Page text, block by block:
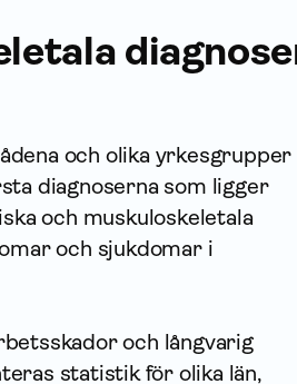
och olika yrkesgrupper
diagnoserna som ligger
och muskuloskeletala
och sjukdomar i
och långvarig
statistik för olika län,